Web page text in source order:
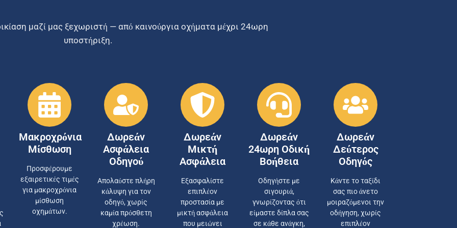
μαζί μας ξεχωριστή — από καινούργια οχήματα μέχρι 24ωρη
υποστήριξη.
Μακροχρόνια
Μίσθωση
Προσφέρουμε
εξαιρετικές τιμές
για μακροχρόνια
μίσθωση
οχημάτων.
Δωρεάν
Ασφάλεια
Οδηγού
Απολαύστε πλήρη
κάλυψη για τον
οδηγό, χωρίς
καμία πρόσθετη
χρέωση.
Δωρεάν
Μικτή
Ασφάλεια
Εξασφαλίστε
επιπλέον
προστασία με
μικτή ασφάλεια
που μειώνει
Δωρεάν
24ωρη Οδική
Βοήθεια
Οδηγήστε με
σιγουριά,
γνωρίζοντας ότι
είμαστε δίπλα σας
σε κάθε ανάγκη,
Δωρεάν
Δεύτερος
Οδηγός
Κάντε το ταξίδι
σας πιο άνετο
μοιραζόμενοι την
οδήγηση, χωρίς
επιπλέον